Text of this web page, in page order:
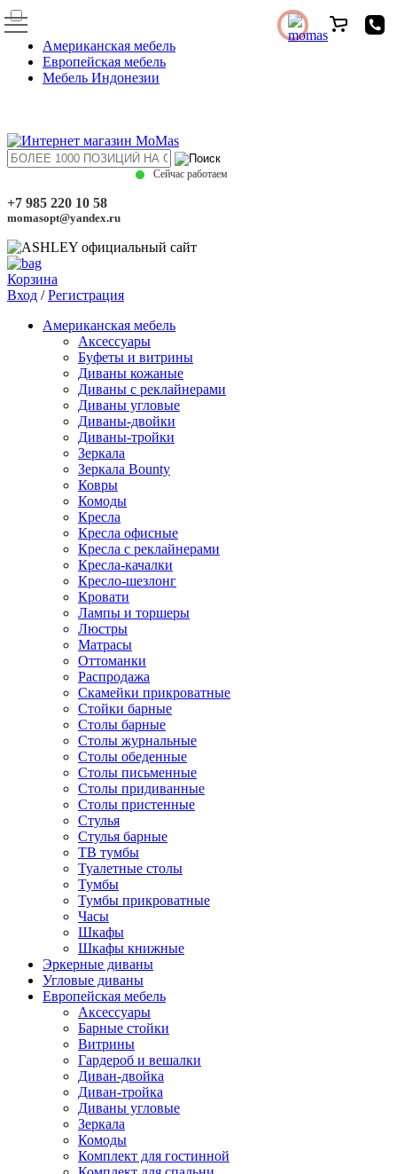
Американская мебель
Европейская мебель
Мебель Индонезии
Сейчас работаем
+7 985 220 10 58
momasopt@yandex.ru
Корзина
Вход /Регистрация
Американская мебель
Аксессуары
Буфеты и витрины
Диваны кожаные
Диваны с реклайнерами
Диваны угловые
Диваны-двойки
Диваны-тройки
Зеркала
Зеркала Bounty
Ковры
Комоды
Кресла
Кресла офисные
Кресла с реклайнерами
Кресла-качалки
Кресло-шезлонг
Кровати
Лампы и торшеры
Люстры
Матрасы
Оттоманки
Распродажа
Скамейки прикроватные
Стойки барные
Столы барные
Столы журнальные
Столы обеденные
Столы письменные
Столы придиванные
Столы пристенные
Стулья
Стулья барные
ТВ тумбы
Туалетные столы
Тумбы
Тумбы прикроватные
Часы
Шкафы
Шкафы книжные
Эркерные диваны
Угловые диваны
Европейская мебель
Аксессуары
Барные стойки
Витрины
Гардероб и вешалки
Диван-двойка
Диван-тройка
Диваны угловые
Зеркала
Комоды
Комплект для гостинной